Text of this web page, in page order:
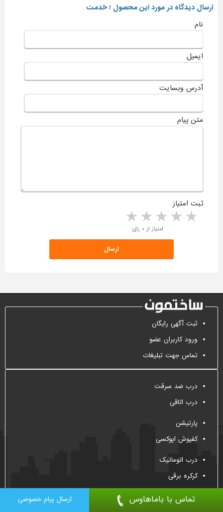
تماس با باماهاوس ارسال پیام خصوصی
ارسال دیدگاه در مورد این محصول / خدمت
نام
ایمیل
آدرس وبسایت
متن پیام
ثبت امتیاز
4 stars 3 stars 2 stars 1 star امتیاز از ۰ رای
ثبت آگهی رایگان
ورود کاربران عضو
تماس جهت تبلیغات
درب ضد سرقت
درب اتاقی
پارتیشن
کفپوش اپوکسی
درب اتوماتیک
کرکره برقی
All Right Reserved, 2009-2026Sakhtemoon.com